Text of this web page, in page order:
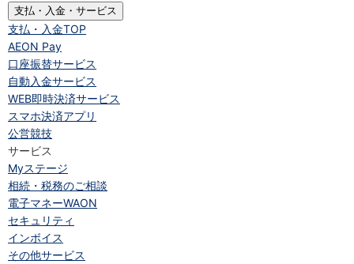
支払・入金・サービス
支払・入金TOP
AEON Pay
口座振替サービス
自動入金サービス
WEB即時決済サービス
スマホ決済アプリ
公営競技
サービス
Myステージ
相続・税務のご相談
電子マネーWAON
セキュリティ
インボイス
その他サービス